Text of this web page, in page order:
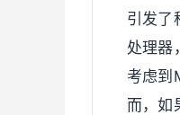
引发了
处理器
考虑到
而，如